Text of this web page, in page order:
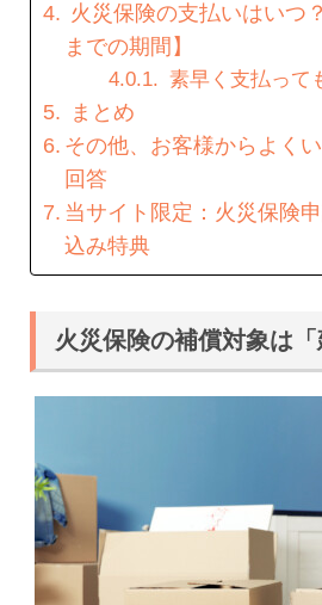
火災保険の支払いはいつ
までの期間】
素早く支払って
まとめ
その他、お客様からよく
回答
当サイト限定：火災保険
込み特典
火災保険の補償対象は「